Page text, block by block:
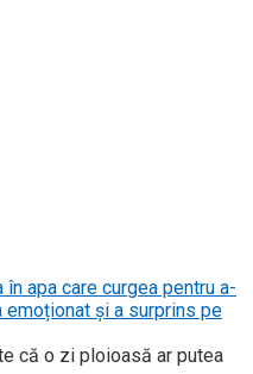
apa care curgea pentru a-
emoționat și a surprins pe
că o zi ploioasă ar putea